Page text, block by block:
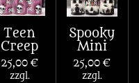
Teen
Creep
25,00 €
zzgl.
Spooky
Mini
25,00 €
zzgl.